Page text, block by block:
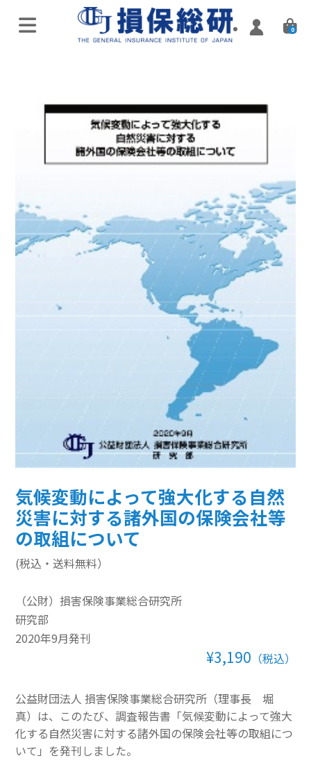
0
実施済み講座
Zoomミーティング講座
ハイブリッド（通学・配信）
eラーニング／通信講座
Web配信講座
ベーシック講座
本科講座
上級講座
書籍
学術書
その他一般書籍
調査報告書・レポート
調査報告書
気候変動によって強大化する自然
災害に対する諸外国の保険会社等
の取組について
(税込・送料無料）
（公財）損害保険事業総合研究所
研究部
2020年9月発刊
¥3,190 （税込）
公益財団法人 損害保険事業総合研究所（理事長 堀
真）は、このたび、調査報告書「気候変動によって強大
化する自然災害に対する諸外国の保険会社等の取組につ
いて」を発刊しました。